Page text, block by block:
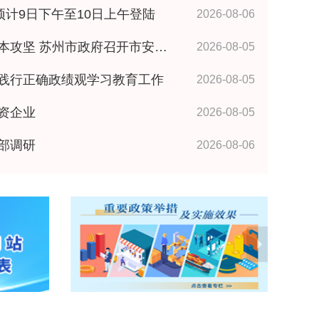
计9日下午至10日上午登陆 2026-08-06
召开市安委会全体成员（扩大）会议 王维讲话 2026-08-05
行正确政绩观学习教育工作 2026-08-05
企业 2026-08-05
调研 2026-08-06